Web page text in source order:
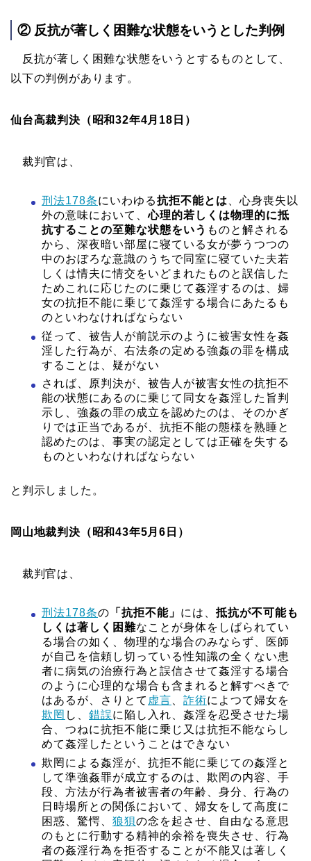
② 反抗が著しく困難な状態をいうとした判例
反抗が著しく困難な状態をいうとするものとして、
以下の判例があります。
仙台高裁判決（昭和32年4月18日）
裁判官は、
刑法178条にいわゆる抗拒不能とは
、心身喪失以
外の意味において、心理的若しくは物理的に抵
抗することの至難な状態をいう ものと解される
から、深夜暗い部屋に寝ている女が夢うつつの
中のおぼろな意識のうちで同室に寝ていた夫若
しくは情夫に情交をいどまれたものと誤信した
ためこれに応じたのに乗じて姦淫するのは、婦
女の抗拒不能に乗じて姦淫する場合にあたるも
のといわなければならない
従って、被告人が前説示のように被害女性を姦
淫した行為が、右法条の定める強姦の罪を構成
することは、疑がない
されば、原判決が、被告人が被害女性の抗拒不
能の状態にあるのに乗じて同女を姦淫した旨判
示し、強姦の罪の成立を認めたのは、そのかぎ
りでは正当であるが、抗拒不能の態様を熟睡と
認めたのは、事実の認定としては正確を失する
ものといわなければならない
と判示しました。
岡山地裁判決（昭和43年5月6日）
裁判官は、
刑法178条の 「抗拒不能」 には、 抵抗が不可能も
しくは著しく困難なことが身体をしばられてい
る場合の如く、物理的な場合のみならず、医師
が自己を信頼し切っている性知識の全くない患
者に病気の治療行為と誤信させて姦淫する場合
のように心理的な場合も含まれると解すべきで
はあるが、さりとて 虚言 詐術によつて婦女を
欺罔 し、 錯誤に陥し入れ、姦淫を忍受させた場
合、つねに抗拒不能に乗じ又は抗拒不能ならし
めて姦淫したということはできない
欺罔による姦淫が、抗拒不能に乗じての姦淫と
して準強姦罪が成立するのは、欺罔の内容、手
段、方法が行為者被害者の年齢、身分、行為の
日時場所との関係において、婦女をして高度に
困惑、驚愕、 狼狽の念を起させ、自由なる意思
のもとに行動する精神的余裕を喪失させ、行為
者の姦淫行為を拒否することが不能又は著しく